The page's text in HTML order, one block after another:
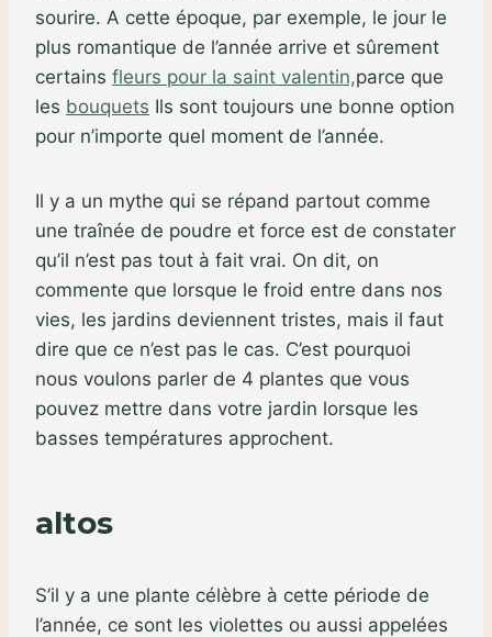
sourire. A cette époque, par exemple, le jour le
plus romantique de l’année arrive et sûrement
certains fleurs pour la saint valentin,parce que
les bouquets Ils sont toujours une bonne option
pour n’importe quel moment de l’année.
Il y a un mythe qui se répand partout comme
une traînée de poudre et force est de constater
qu’il n’est pas tout à fait vrai. On dit, on
commente que lorsque le froid entre dans nos
vies, les jardins deviennent tristes, mais il faut
dire que ce n’est pas le cas. C’est pourquoi
nous voulons parler de 4 plantes que vous
pouvez mettre dans votre jardin lorsque les
basses températures approchent.
altos
S’il y a une plante célèbre à cette période de
l’année, ce sont les violettes ou aussi appelées